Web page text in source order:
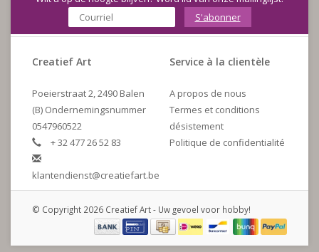
S'abonner
Creatief Art
Poeierstraat 2, 2490 Balen
(B) Ondernemingsnummer
0547960522
+ 32 477 26 52 83
klantendienst@creatiefart.be
Service à la clientèle
A propos de nous
Termes et conditions
désistement
Politique de confidentialité
© Copyright 2026 Creatief Art - Uw gevoel voor hobby!